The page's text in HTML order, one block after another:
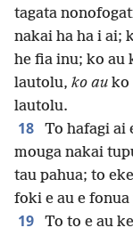
tagata
nakai ha ha i ai;
he fia inu; ko au
lautolu, ko au ko
lautolu.
18
To hafagi ai
mouga nakai
tau pahua; to
foki e au e
19
To to e au